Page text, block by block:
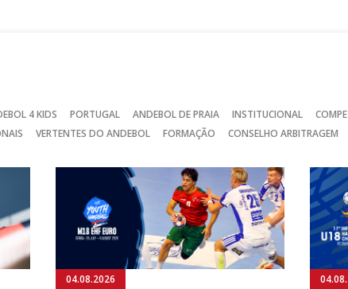
4 KIDS PORTUGAL ANDEBOL DE PRAIA INSTITUCIONAL
VERTENTES DO ANDEBOL FORMAÇÃO CONSELHO ARBITRAGEM
04.08.2026